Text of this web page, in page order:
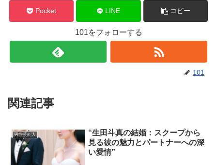
Pocket LINE コピー
101をフォローする
101
関連記事
男性芸能人
“生田斗真の結婚：スクープから
見る彼の魅力とパートナーへの深
い愛情”